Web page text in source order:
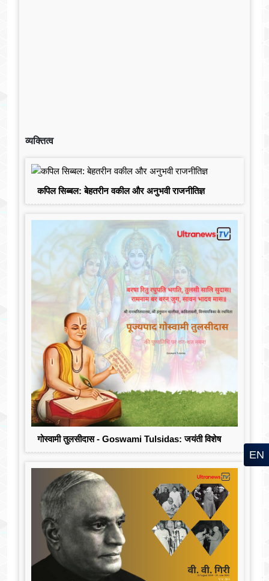
व्यक्तित्व
कपिल सिब्बल: बेहतरीन वकील और अनुभवी राजनीतिज्ञ
गोस्वामी तुलसीदास - Goswami Tulsidas: जयंती विशेष
EN